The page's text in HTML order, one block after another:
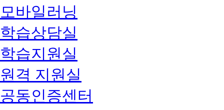
모바일러닝
학습상담실
학습지원실
원격 지원실
공동인증센터